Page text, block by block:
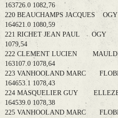
163726.0 1082,76
220 BEAUCHAMPS JACQUES
164621.0 1080,59
221 RICHET JEAN PAUL OGY
1079,54
222 CLEMENT LUCIEN
163107.0 1078,64
223 VANHOOLAND MARC
164653.1 1078,43
224 MASQUELIER GUY
164539.0 1078,38
225 VANHOOLAND MARC